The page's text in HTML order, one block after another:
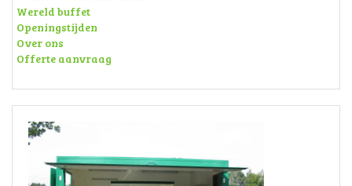
Wereld buffet
Openingstijden
Over ons
Offerte aanvraag